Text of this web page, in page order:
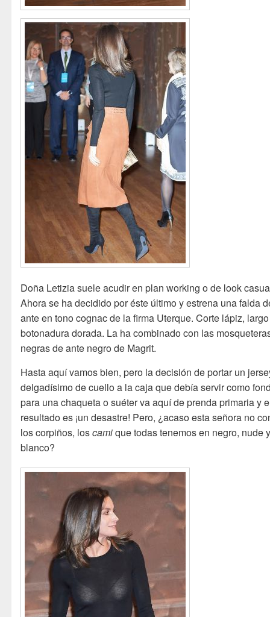
Doña Letizia suele acudir en plan working o de look
Ahora se ha decidido por éste último y estrena una falda
ante en tono cognac de la firma Uterque. Corte lápiz,
botonadura dorada. La ha combinado con las
negras de ante negro de Magrit.
Hasta aquí vamos bien, pero la decisión de portar un
delgadísimo de cuello a la caja que debía servir como
para una chaqueta o suéter va aquí de prenda primaria y
resultado es ¡un desastre! Pero, ¿acaso esta señora no
los corpiños, loscamique todas tenemos en negro, nude
blanco?